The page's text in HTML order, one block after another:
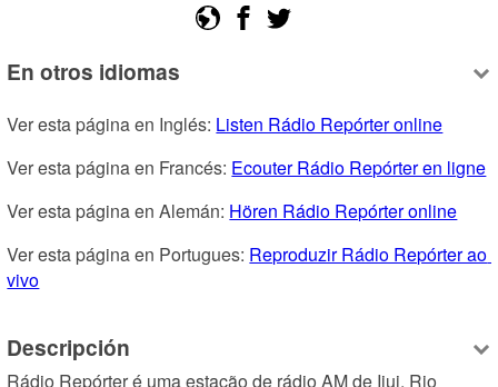
En otros idiomas
Ver esta página en Inglés: Listen Rádio Repórter online
Ver esta página en Francés: Ecouter Rádio Repórter en ligne
Ver esta página en Alemán: Hören Rádio Repórter online
Ver esta página en Portugues: Reproduzir Rádio Repórter ao
vivo
Descripción
Rádio Repórter é uma estação de rádio AM de Ijui, Rio